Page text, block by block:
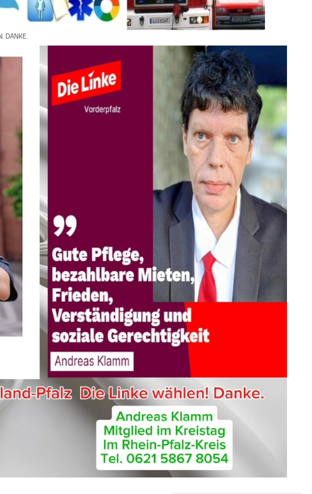
DANKE.